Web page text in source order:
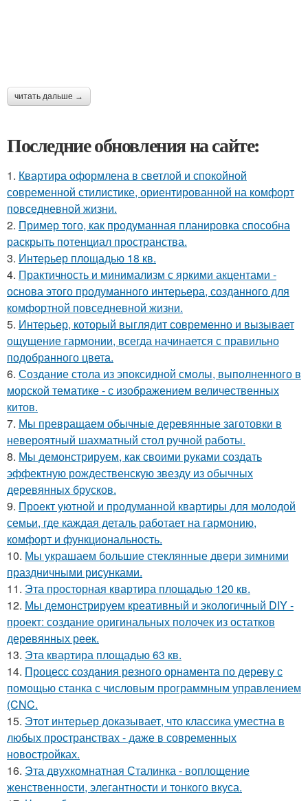
читать дальше →
Последние обновления на сайте:
1. Квартира оформлена в светлой и спокойной
современной стилистике, ориентированной на комфорт
повседневной жизни.
2. Пример того, как продуманная планировка способна
раскрыть потенциал пространства.
3. Интерьер площадью 18 кв.
4. Практичность и минимализм с яркими акцентами -
основа этого продуманного интерьера, созданного для
комфортной повседневной жизни.
5. Интерьер, который выглядит современно и вызывает
ощущение гармонии, всегда начинается с правильно
подобранного цвета.
6. Создание стола из эпоксидной смолы, выполненного в
морской тематике - с изображением величественных
китов.
7. Мы превращаем обычные деревянные заготовки в
невероятный шахматный стол ручной работы.
8. Мы демонстрируем, как своими руками создать
эффектную рождественскую звезду из обычных
деревянных брусков.
9. Проект уютной и продуманной квартиры для молодой
семьи, где каждая деталь работает на гармонию,
комфорт и функциональность.
10. Мы украшаем большие стеклянные двери зимними
праздничными рисунками.
11. Эта просторная квартира площадью 120 кв.
12. Мы демонстрируем креативный и экологичный DIY -
проект: создание оригинальных полочек из остатков
деревянных реек.
13. Эта квартира площадью 63 кв.
14. Процесс создания резного орнамента по дереву с
помощью станка с числовым программным управлением
(CNC.
15. Этот интерьер доказывает, что классика уместна в
любых пространствах - даже в современных
новостройках.
16. Эта двухкомнатная Сталинка - воплощение
женственности, элегантности и тонкого вкуса.